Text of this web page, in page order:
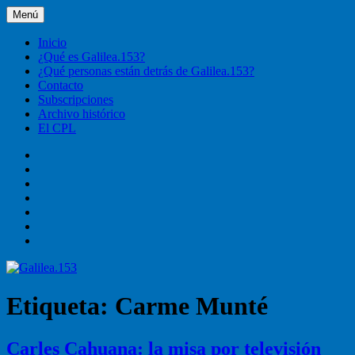
Ir
al
contenido
Galilea.153
Liturgia, pastoral, vida cristiana
Menú
Inicio
¿Qué es Galilea.153?
¿Qué personas están detrás de Galilea.153?
Contacto
Subscripciones
Archivo histórico
El CPL
Etiqueta: Carme Munté
Carles Cahuana: la misa por televisión